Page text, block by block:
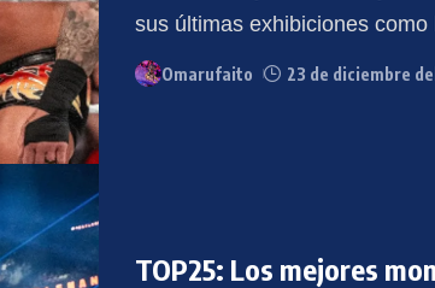
sus últimas exhibiciones
Omarufaito 23 de diciembre
TOP25: Los mejores